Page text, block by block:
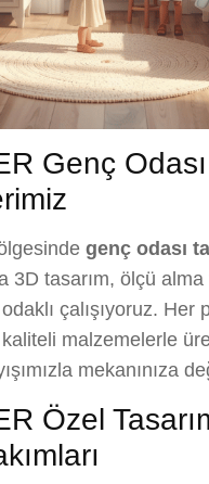
Genç Odası
genç odası
3D tasarım, ölçü
çalışıyoruz. Her
kaliteli malzemelerle
mekanınıza
Özel